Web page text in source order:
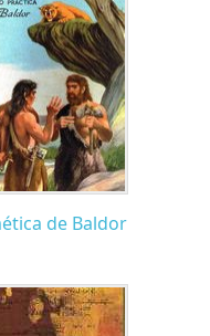
de Baldor